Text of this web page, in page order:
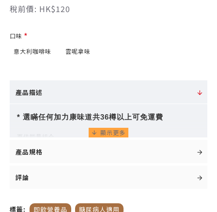
稅前價: HK$120
口味
意大利咖啡味
雲呢拿味
產品描述
* 選瞞任何加力康味道共36樽以上可免運費
更佳能量組合
42%)，但脂肪則以較健康的單元非飽和脂肪
減少碳水化合物作為能量的比例 (佔總能量
產品規格
評論
標籤: 即飲營養品 糖尿病人適用